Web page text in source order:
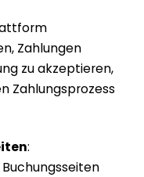
Zahlungen
zu akzeptieren,
Zahlungsprozess
: